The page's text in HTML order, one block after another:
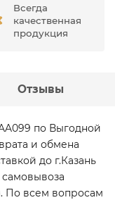
Всегда
качественная
продукция
Отзывы
по Выгодной
и обмена
до г.Казань
По всем вопросам